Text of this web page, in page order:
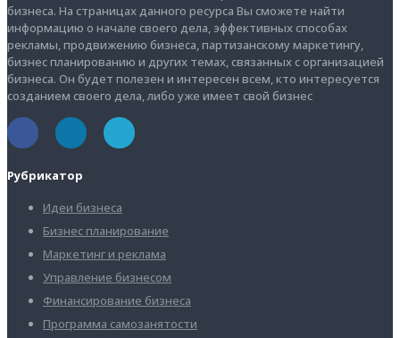
бизнеса. На страницах данного ресурса Вы сможете найти
информацию о начале своего дела, эффективных способах
рекламы, продвижению бизнеса, партизанскому маркетингу,
бизнес планированию и других темах, связанных с организацией
бизнеса. Он будет полезен и интересен всем, кто интересуется
созданием своего дела, либо уже имеет свой бизнес
Рубрикатор
Идеи бизнеса
Бизнес планирование
Маркетинг и реклама
Управление бизнесом
Финансирование бизнеса
Программа самозанятости